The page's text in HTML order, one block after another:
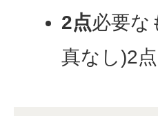
2点必要な
真なし)2点